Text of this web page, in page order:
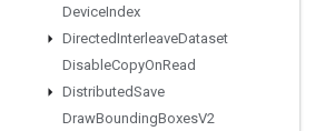
DeviceIndex
DirectedInterleaveDataset
DisableCopyOnRead
DistributedSave
DrawBoundingBoxesV2
Foro
Twitter